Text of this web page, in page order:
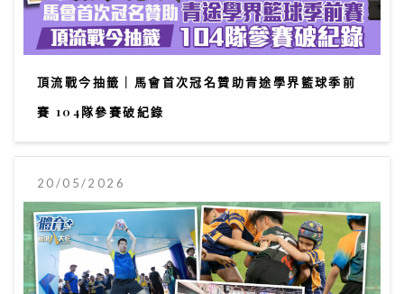
頂流戰今抽籤｜馬會首次冠名贊助青途學界籃球季前
賽 104隊參賽破紀錄
20/05/2026